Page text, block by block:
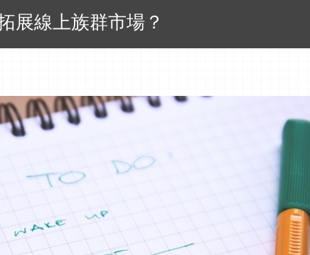
展線上族群市場？